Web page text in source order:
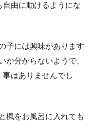
由に動けるようにな
子には興味があります
か分からないようで、
はありませんでし
楓をお風呂に入れても